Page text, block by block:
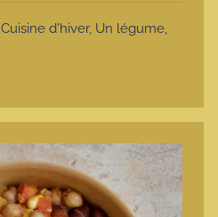
t
Cuisine d'hiver, Un légume,